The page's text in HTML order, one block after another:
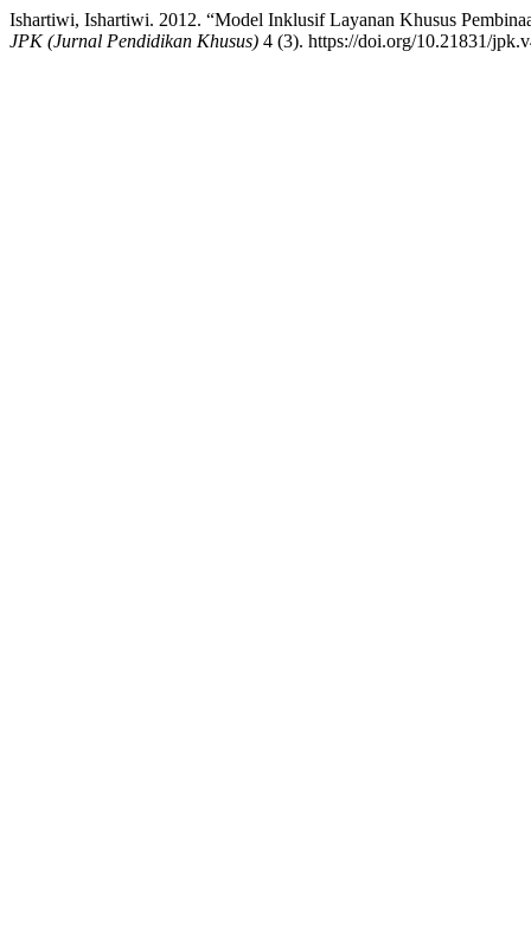
Ishartiwi, Ishartiwi. 2012. “Model Inklusif Layanan Khusus
JPK (Jurnal Pendidikan Khusus) 4 (3). https://doi.org/10.21831/